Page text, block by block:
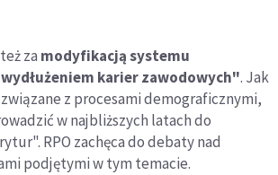
za modyfikacją systemu
karier zawodowych". Jak
z procesami demograficznymi,
w najbliższych latach do
RPO zachęca do debaty nad
podjętymi w tym temacie.